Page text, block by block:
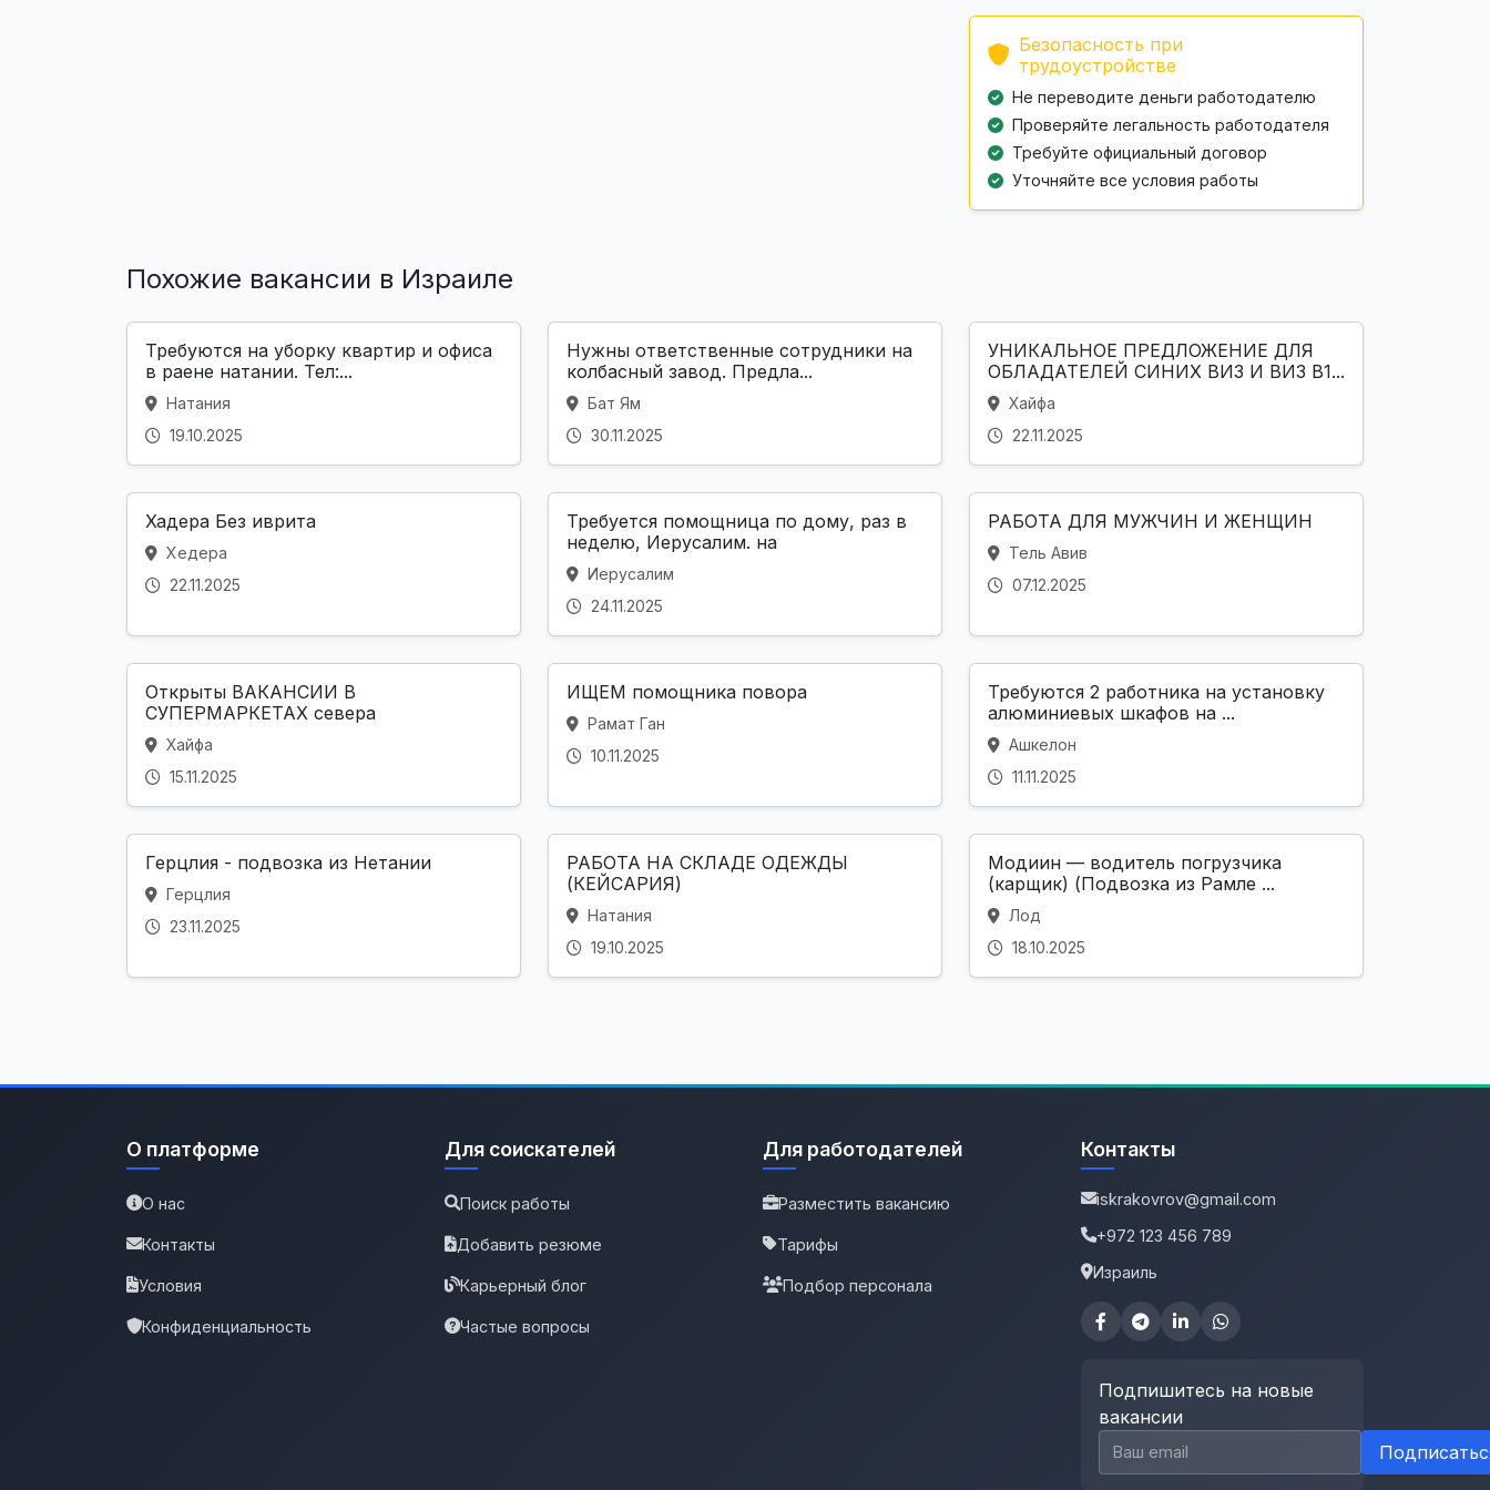
Безопасность при
трудоустройстве
Не переводите деньги работодателю
Проверяйте легальность работодателя
Требуйте официальный договор
Уточняйте все условия работы
Похожие вакансии в Израиле
Требуются на уборку квартир и офиса
в раене натании. Тел:...
Натания
19.10.2025
Нужны ответственные сотрудники на
колбасный завод. Предла...
Бат Ям
30.11.2025
УНИКАЛЬНОЕ ПРЕДЛОЖЕНИЕ ДЛЯ
ОБЛАДАТЕЛЕЙ СИНИХ ВИЗ И ВИЗ B1...
Хайфа
22.11.2025
Хадера Без иврита
Хедера
22.11.2025
Требуется помощница по дому, раз в
неделю, Иерусалим. на
Иерусалим
24.11.2025
РАБОТА ДЛЯ МУЖЧИН И ЖЕНЩИН
Тель Авив
07.12.2025
Открыты ВАКАНСИИ В
СУПЕРМАРКЕТАХ севера
Хайфа
15.11.2025
ИЩЕМ помощника повора
Рамат Ган
10.11.2025
Требуются 2 работника на установку
алюминиевых шкафов на ...
Ашкелон
11.11.2025
Герцлия - подвозка из Нетании
Герцлия
23.11.2025
РАБОТА НА СКЛАДЕ ОДЕЖДЫ
(КЕЙСАРИЯ)
Натания
19.10.2025
Модиин — водитель погрузчика
(карщик) (Подвозка из Рамле ...
Лод
18.10.2025
О платформе
О нас
Контакты
Условия
Конфиденциальность
Для соискателей
Поиск работы
Добавить резюме
Карьерный блог
Частые вопросы
Для работодателей
Разместить вакансию
Тарифы
Подбор персонала
Контакты
iskrakovrov@gmail.com
+972 123 456 789
Израиль
Подпишитесь на новые
вакансии
Email для подписки